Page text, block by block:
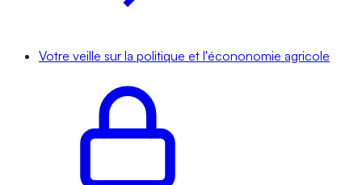
Votre veille sur la politique et l'écononomie agricole